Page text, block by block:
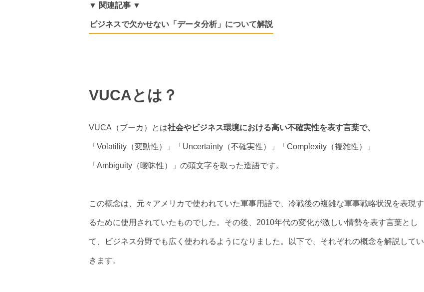
▼ 関連記事 ▼
ビジネスで欠かせない「データ分析」について解説
VUCAとは？
VUCA（ブーカ）とは社会やビジネス環境における高い不確実性を表す言葉で、
「Volatility（変動性）」「Uncertainty（不確実性）」「Complexity（複雑性）」
「Ambiguity（曖昧性）」の頭文字を取った造語です。
この概念は、元々アメリカで使われていた軍事用語で、冷戦後の複雑な軍事戦略状況を表現す
るために使用されていたものでした。その後、2010年代の変化が激しい情勢を表す言葉とし
て、ビジネス分野でも広く使われるようになりました。以下で、それぞれの概念を解説してい
きます。